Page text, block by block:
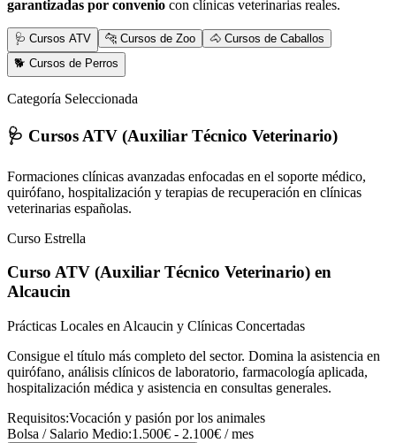
garantizadas por convenio con clínicas veterinarias reales.
🩺 Cursos ATV 🐆 Cursos de Zoo
🐴 Cursos de Caballos
🐕 Cursos de Perros
Categoría Seleccionada
🩺 Cursos ATV (Auxiliar Técnico Veterinario)
Formaciones clínicas avanzadas enfocadas en el soporte médico,
quirófano, hospitalización y terapias de recuperación en clínicas
veterinarias españolas.
Curso Estrella
Curso ATV (Auxiliar Técnico Veterinario) en
Alcaucin
Prácticas Locales en Alcaucin y Clínicas Concertadas
Consigue el título más completo del sector. Domina la asistencia en
quirófano, análisis clínicos de laboratorio, farmacología aplicada,
hospitalización médica y asistencia en consultas generales.
Requisitos:Vocación y pasión por los animales
Bolsa / Salario Medio:1.500€ - 2.100€ / mes